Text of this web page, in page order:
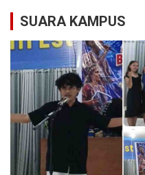
SUARA KAMPUS